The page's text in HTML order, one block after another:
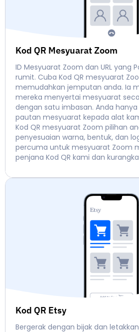
Kod QR Mesyuarat Zoom
ID Mesyuarat Zoom dan URL yang
rumit. Cuba Kod QR mesyuarat
memudahkan jemputan anda. Ia
mereka menyertai mesyuarat
dengan satu imbasan. Anda
pautan mesyuarat kepada alat
Kod QR mesyuarat Zoom pilihan
penyesuaian warna, bentuk, dan
percuma untuk mesyuarat Zoom
penjana Kod QR kami dan
Kod QR Etsy
Bergerak dengan bijak dan letakkan